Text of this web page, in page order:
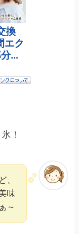
！
、
味
～